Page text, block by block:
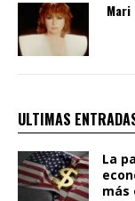
ULTIMAS
La
más